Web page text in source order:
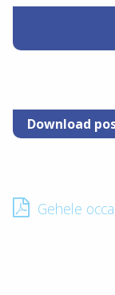
Download
Gehele